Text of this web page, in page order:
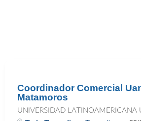
Coordinador Comercial
Matamoros
UNIVERSIDAD LATINOAMERICANA